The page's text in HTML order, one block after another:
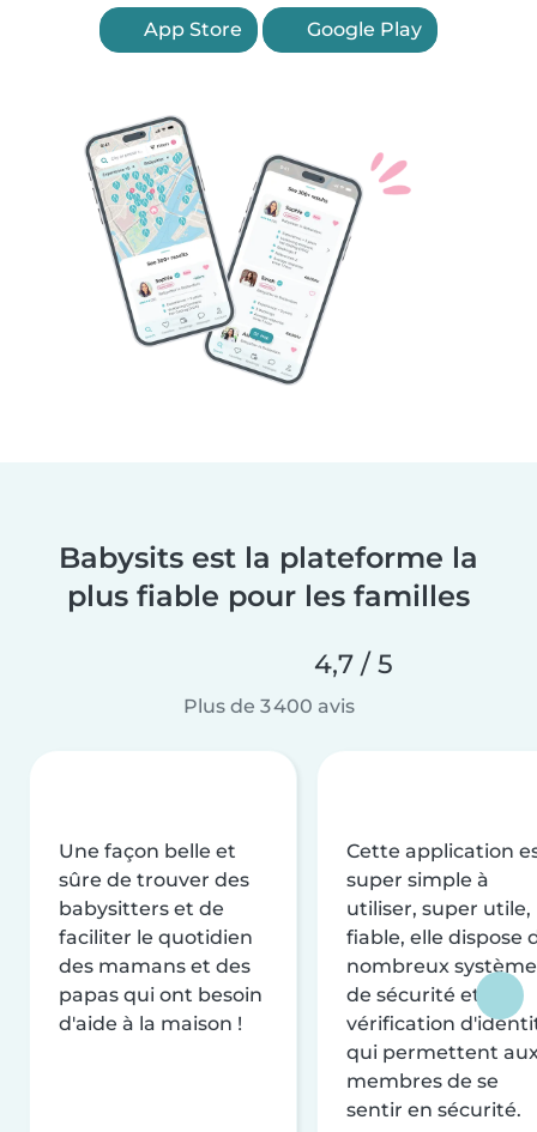
App Store Google Play
Babysits est la plateforme la
plus fiable pour les familles
4,7 / 5
Plus de 3 400 avis
Une façon belle et
sûre de trouver des
babysitters et de
faciliter le quotidien
des mamans et des
papas qui ont besoin
d'aide à la maison !
Cette application
super simple à
utiliser, super utile,
fiable, elle dispose
nombreux
de sécurité et de
vérification
qui permettent
membres de se
sentir en sécurité.